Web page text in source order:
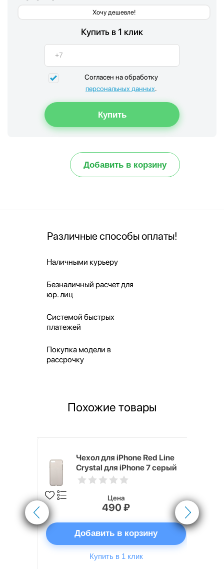
Хочу дешевле!
Купить в 1 клик
Согласен на обработку
персональных данных.
Добавить в корзину
Различные способы оплаты!
Наличными курьеру
Безналичный расчет для
юр. лиц
Системой быстрых
платежей
Покупка модели в
рассрочку
Похожие товары
Чехол для iPhone Red Line
Crystal для iPhone 7 серый
Цена
490 ₽
Добавить в корзину
Купить в 1 клик